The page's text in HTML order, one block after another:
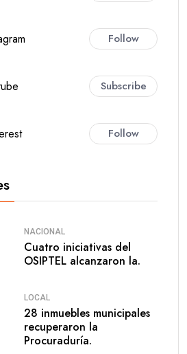
Follow
Subscribe
Follow
NACIONAL
Cuatro iniciativas del
OSIPTEL alcanzaron la.
LOCAL
28 inmuebles municipales
recuperaron la
Procuraduría.